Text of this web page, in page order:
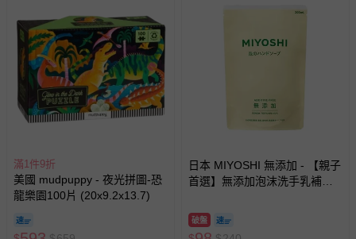
滿1件9折
美國 mudpuppy - 夜光拼圖-恐
龍樂園100片 (20x9.2x13.7)
日本 MIYOSHI 無添加 - 【親子
首選】無添加泡沫洗手乳補充
破盤